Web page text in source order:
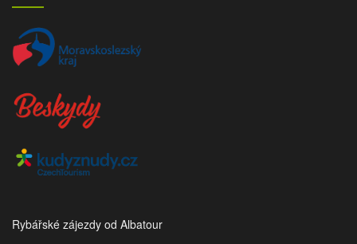
Rybářské zájezdy od Albatour